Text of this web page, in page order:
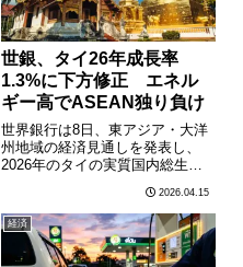
世銀、タイ26年成長率
1.3%に下方修正 エネル
ギー高でASEAN独り負け
世界銀行は8日、東アジア・大洋
州地域の経済見通しを発表し、
2026年のタイの実質国内総生産
測を明らかにした。昨年10月時
点の予測（1.8%）から下方修正
した。中東紛争に伴うエネルギー
価格の高騰が輸入依存度の………
2026.04.15
経済